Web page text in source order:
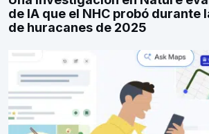
de IA que el NHC probó durante
de huracanes de 2025